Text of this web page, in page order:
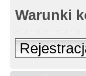
Warunki